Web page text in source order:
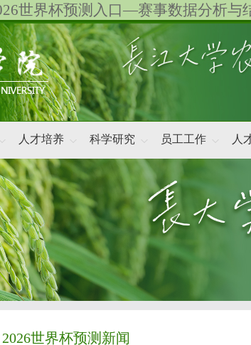
世界杯预测入口—赛事数据分析与
人才培养 科学研究 员工工作 人
2026世界杯预测新闻